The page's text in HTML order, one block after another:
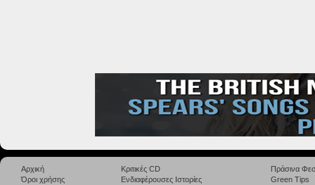
Αρχική
Όροι χρήσης
Κριτικές CD
Ενδιαφέρουσες Ιστορίες
Πράσινα
Green Tips